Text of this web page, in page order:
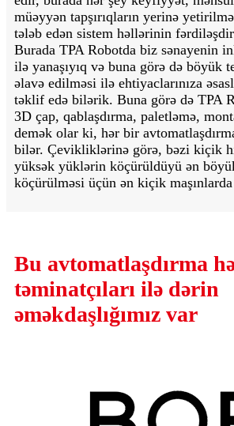
müəyyən tapşırıqların yerinə
tələb edən sistem həllərinin
Burada TPA Robotda biz sənayenin
ilə yanaşıyıq və buna görə də böyük
əlavə edilməsi ilə ehtiyaclarınıza
təklif edə bilərik. Buna görə də TPA
3D çap, qablaşdırma, paletləmə,
demək olar ki, hər bir
bilər. Çevikliklərinə görə, bəzi kiçik
yüksək yüklərin köçürüldüyü ən
köçürülməsi üçün ən kiçik
Bu avtomatlaşdırma
təminatçıları ilə dərin
əməkdaşlığımız var